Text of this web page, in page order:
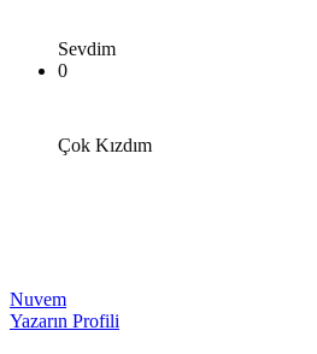
Sevdim
0
Çok Kızdım
Nuvem
Yazarın Profili